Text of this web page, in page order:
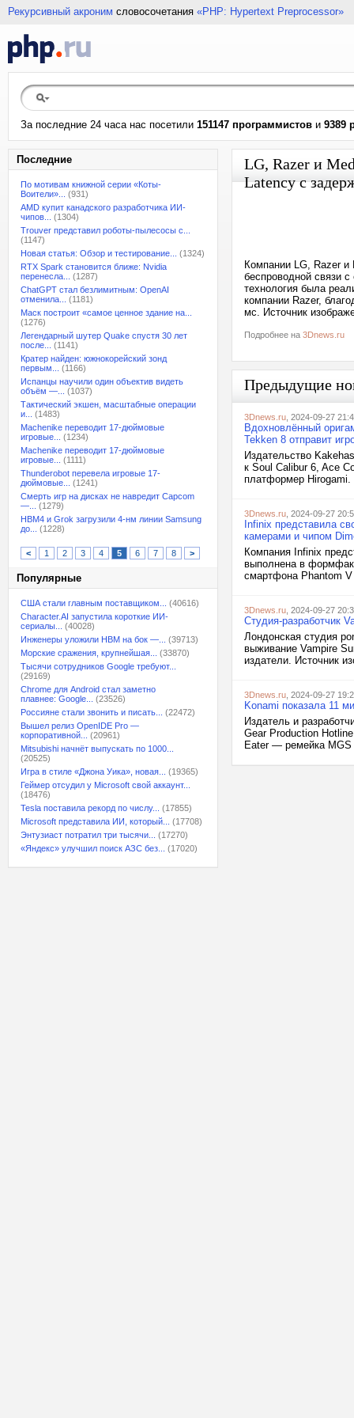
Рекурсивный акроним словосочетания «PHP: Hypertext Preprocessor»
За последние 24 часа нас посетили 151147 программистов и 9389
Последние
По мотивам книжной серии «Коты-
Воители»...
(931)
AMD купит канадского разработчика ИИ-
чипов...
(1304)
Trouver представил роботы-пылесосы с...
(1147)
Новая статья: Обзор и тестирование...
(1324)
RTX Spark становится ближе: Nvidia
перенесла...
(1287)
ChatGPT стал безлимитным: OpenAI
отменила...
(1181)
Маск построит «самое ценное здание на...
(1276)
Легендарный шутер Quake спустя 30 лет
после...
(1141)
Кратер найден: южнокорейский зонд
первым...
(1166)
Испанцы научили один объектив видеть
объём —...
(1037)
Тактический экшен, масштабные операции
и...
(1483)
Machenike переводит 17-дюймовые
игровые...
(1234)
Machenike переводит 17-дюймовые
игровые...
(1111)
Thunderobot перевела игровые 17-
дюймовые...
(1241)
Смерть игр на дисках не навредит Capcom
—...
(1279)
HBM4 и Grok загрузили 4-нм линии Samsung
до...
(1228)
< 1 2 3 4 5 6 7 8 >
Популярные
США стали главным поставщиком...
(40616)
Character.AI запустила короткие ИИ-
сериалы...
(40028)
Инженеры уложили HBM на бок —...
(39713)
Морские сражения, крупнейшая...
(33870)
Тысячи сотрудников Google требуют...
(29169)
Chrome для Android стал заметно
плавнее: Google...
(23526)
Россияне стали звонить и писать...
(22472)
Вышел релиз OpenIDE Pro —
корпоративной...
(20961)
Mitsubishi начнёт выпускать по 1000...
(20525)
Игра в стиле «Джона Уика», новая...
(19365)
Геймер отсудил у Microsoft свой аккаунт...
(18476)
Tesla поставила рекорд по числу...
(17855)
Microsoft представила ИИ, который...
(17708)
Энтузиаст потратил три тысячи...
(17270)
«Яндекс» улучшил поиск АЗС без...
(17020)
LG, Razer и
Latency с
Компании LG, Razer и
беспроводной связи
технология была
компании Razer,
мс. Источник
Подробнее на 3Dnews.ru
Предыдущие
3Dnews.ru , 2024-09-27
Вдохновлённый
Tekken 8 отправит
Издательство
к Soul Calibur 6, Ace
платформер Hirogami.
3Dnews.ru , 2024-09-27
Infinix представила
камерами и чипом
Компания Infinix
выполнена в
смартфона Phantom V
3Dnews.ru , 2024-09-27
Студия-разработчик
Лондонская студия
выживание Vampire
издатели. Источник
3Dnews.ru , 2024-09-27
Konami показала 11
Издатель и
Gear Production
Eater — ремейка MGS